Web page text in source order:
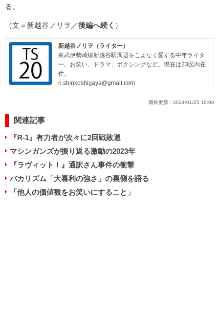
る。
（文＝新越谷ノリヲ／後編へ続く ）
新越谷ノリヲ（ライター）
東武伊勢崎線新越谷駅周辺をこよなく愛する中年ライタ
ー。お笑い、ドラマ、ボクシングなど。現在は23区内在
住。
n.shinkoshigaya@gmail.com
最終更新： 2024/01/25 16:00
関連記事
『R-1』有力者が次々に2回戦敗退
マシンガンズが振り返る激動の2023年
『ラヴィット！』通訳さん事件の衝撃
バカリズム「大喜利の強さ」の裏側を語る
「他人の価値観をお笑いにすること」